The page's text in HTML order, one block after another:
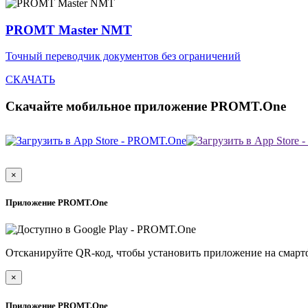
PROMT Master NMT
Точный переводчик документов без ограничений
СКАЧАТЬ
Скачайте мобильное приложение PROMT.One
×
Приложение PROMT.One
Отсканируйте QR-код, чтобы установить приложение на
×
Приложение PROMT.One